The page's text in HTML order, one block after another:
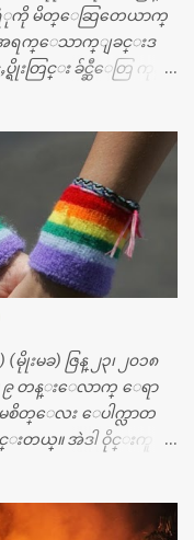
းရံုကို မိတ္ေဆြတေယာက္
ရက္ေသာက္ျခင္းဒ
တြင္း ခ်င္ဆီေတြ ကုန္ခ
ြဲစိတ္ အရိုးအစားထိုးကုပါတ
းထိုးပစၥည္း စတဲ့စရိ
၇၀ ေလာက္ ကုန္သြား
း ဟိုတယ္လို သန္႔ရွင္းသ
အိုင္1 စက္ခန္းကိုေ
က်ပ္တသိန္းေက်ာ္ က်သင့္
ဦးေႏွာက္ေတြ အေသး
ါတယ္။ ခႏၱာကိုယ္အစိတ္ပို
ေဆာင္း2 စက္ေတြ
ဆးရံုတိုင္းရွိပါတယ္။
ပါတယ္။ စာေရးသူ လြ
မခ) ဇြန္ ၂၃၊ ၂၀၁၈
၉ တန္းေလာက္ ေရာ
စိတ္ေလး ေပါက္လာတ
းတယ္။ အဲဒါ ဝိုင္းကူ
ေတြကိုလည္း ခုိးဝတ္တ